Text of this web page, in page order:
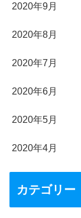
2020年9月
2020年8月
2020年7月
2020年6月
2020年5月
2020年4月
カテゴリー